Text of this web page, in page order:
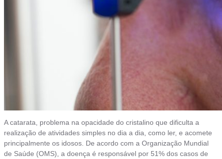
A catarata, problema na opacidade do cristalino que dificulta a
realização de atividades simples no dia a dia, como ler, e acomete
principalmente os idosos. De acordo com a Organização Mundial
de Saúde (OMS), a doença é responsável por 51% dos casos de